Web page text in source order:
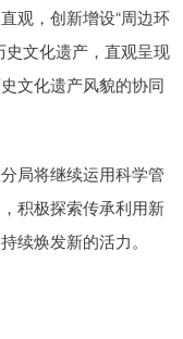
观，创新增设“周边环
史文化遗产，直观呈现
文化遗产风貌的协同
局将继续运用科学管
积极探索传承利用新
续焕发新的活力。